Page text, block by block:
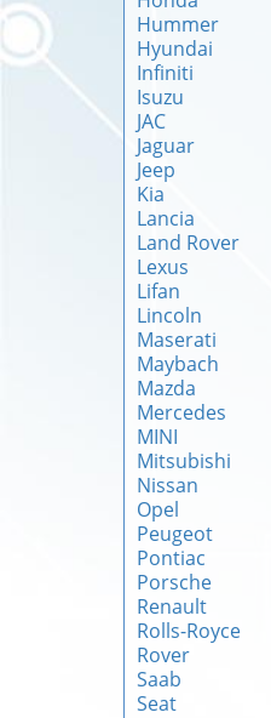
Hummer
Hyundai
Infiniti
Isuzu
JAC
Jaguar
Jeep
Kia
Lancia
Land Rover
Lexus
Lifan
Lincoln
Maserati
Maybach
Mazda
Mercedes
MINI
Mitsubishi
Nissan
Opel
Peugeot
Pontiac
Porsche
Renault
Rolls-Royce
Rover
Saab
Seat